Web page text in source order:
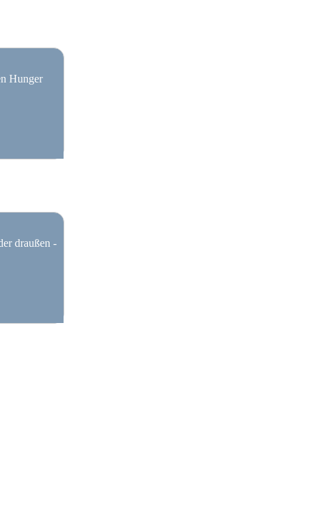
Hunger
draußen -